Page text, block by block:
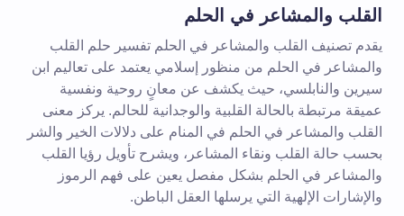
القلب والمشاعر في الحلم
يقدم تصنيف القلب والمشاعر في الحلم تفسير حلم القلب
والمشاعر في الحلم من منظور إسلامي يعتمد على تعاليم ابن
سيرين والنابلسي، حيث يكشف عن معانٍ روحية ونفسية
عميقة مرتبطة بالحالة القلبية والوجدانية للحالم. يركز معنى
القلب والمشاعر في الحلم في المنام على دلالات الخير والشر
بحسب حالة القلب ونقاء المشاعر، ويشرح تأويل رؤيا القلب
والمشاعر في الحلم بشكل مفصل يعين على فهم الرموز
والإشارات الإلهية التي يرسلها العقل الباطن.